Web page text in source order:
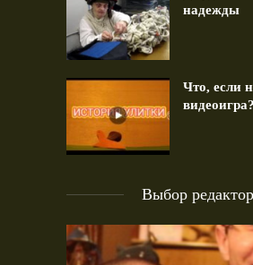
надежды
Что, если
Выбор